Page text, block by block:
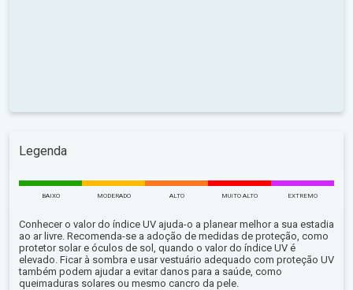
Legenda
BAIXO MODERADO ALTO MUITO ALTO EXTREMO
Conhecer o valor do índice UV ajuda-o a planear melhor a sua estadia
ao ar livre. Recomenda-se a adoção de medidas de proteção, como
protetor solar e óculos de sol, quando o valor do índice UV é
elevado. Ficar à sombra e usar vestuário adequado com proteção UV
também podem ajudar a evitar danos para a saúde, como
queimaduras solares ou mesmo cancro da pele.